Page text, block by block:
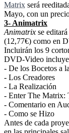
Matrix será
Mayo, con un
3- Animatrix
Animatrix se
(12,77€) como en
Incluirán los 9
DVD-Video incluye
- De los Bocetos a
- Los Creadores
- La Realización
- Enter The Matrix:
- Comentario en
- Como se Hizo
Antes de cada